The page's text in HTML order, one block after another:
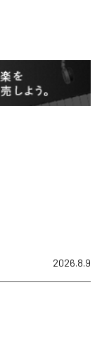
2026.8.9